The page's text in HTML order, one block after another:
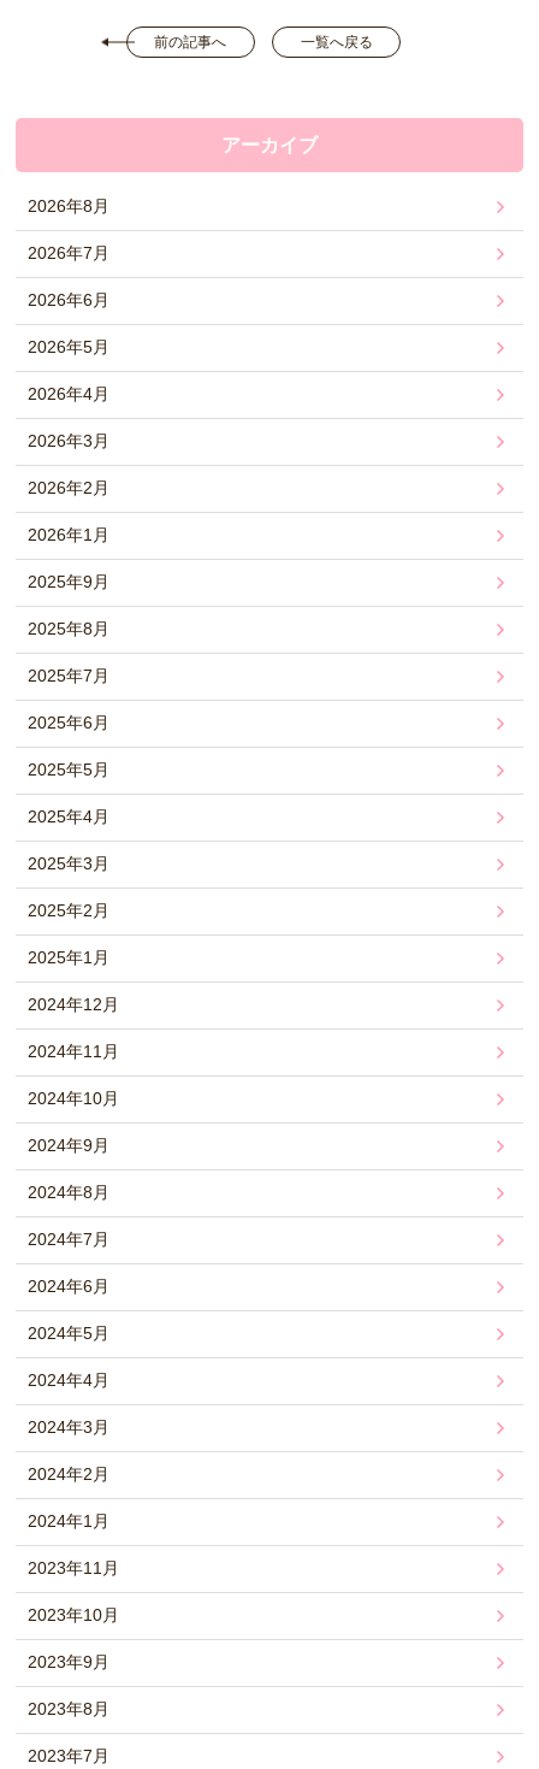
前の記事へ 一覧へ戻る
アーカイブ
2026年8月
2026年7月
2026年6月
2026年5月
2026年4月
2026年3月
2026年2月
2026年1月
2025年9月
2025年8月
2025年7月
2025年6月
2025年5月
2025年4月
2025年3月
2025年2月
2025年1月
2024年12月
2024年11月
2024年10月
2024年9月
2024年8月
2024年7月
2024年6月
2024年5月
2024年4月
2024年3月
2024年2月
2024年1月
2023年11月
2023年10月
2023年9月
2023年8月
2023年7月